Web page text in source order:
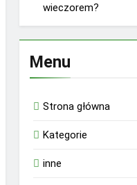
wieczorem?
Menu
Strona główna
Kategorie
inne